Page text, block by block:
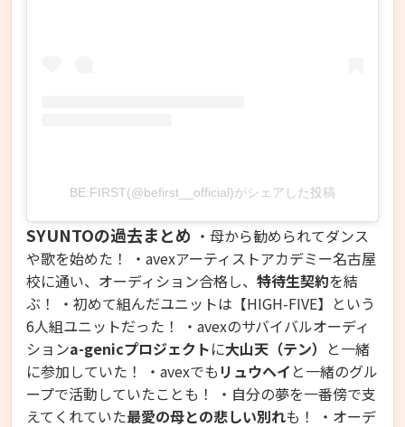
BE:FIRST(@befirst__official)がシェアした投稿
SYUNTOの過去まとめ ・母から勧められてダンス
や歌を始めた！ ・avexアーティストアカデミー名古屋
校に通い、オーディション合格し、 特待生契約を結
ぶ！ ・初めて組んだユニットは【HIGH-FIVE】という
6人組ユニットだった！ ・avexのサバイバルオーディ
ションa-genicプロジェクトに大山天（テン） と一緒
に参加していた！
・avexでも リュウヘイ と一緒のグル
ープで活動していたことも！ ・自分の夢を一番傍で支
えてくれていた最愛の母との悲しい別れも！ ・オーデ